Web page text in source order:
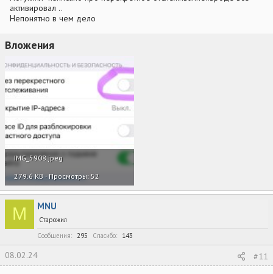
активировал ..
Непонятно в чем дело
Вложения
IMG_5908.jpeg
279.6 KB · Просмотры: 52
M MNU
Старожил
Сообщения
295 Спасибо 143
08.02.24 #11